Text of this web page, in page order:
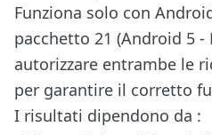
Funziona solo con
pacchetto 21 (Android 5
autorizzare entrambe le
per garantire il corretto
I risultati dipendono da :